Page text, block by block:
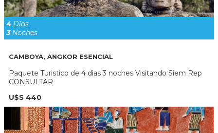
4 Días
3Noches
CAMBOYA, ANGKOR ESENCIAL
Paquete Turistico de 4 dias 3 noches Visitando Siem Rep
CONSULTAR
U$S 440